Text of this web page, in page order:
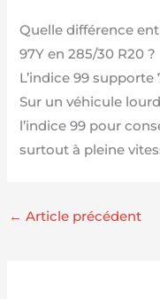
Quelle différence
97Y en 285/30 R20 ?
L’indice 99
Sur un véhicule
l’indice 99 pour
surtout à pleine
← Article précédent